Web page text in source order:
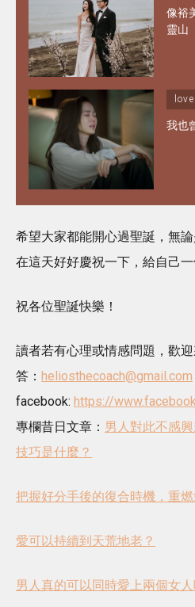
像裕
靈山
love
我也
希望大家都能開心過聖誕，無
在這天好好慶祝一下，給自己一
祝各位聖誕快樂！
讀者若有心理或情感問題，歡
答： heliosthecoach@gmail.com
facebook: https://
專欄昔日文章： 男人對此不感
技巧是什麼？
把握好分手後的復合時機，重燃
愛可以持續到天荒地老？
男人真的可以同時愛上兩個女人